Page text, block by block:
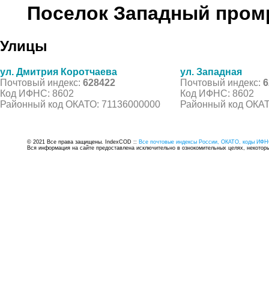
Поселок Западный
Улицы
ул. Дмитрия Коротчаева
Почтовый индекс: 628422
Код ИФНС: 8602
Районный код ОКАТО: 71136000000
ул. Западная
Почтовый индекс:
Код ИФНС: 8602
Районный код
© 2021 Все права защищены. IndexCOD :: Все почтовые индексы России, ОКАТО, коды
Вся информация на сайте предоставлена исключительно в ознокомительных целях,